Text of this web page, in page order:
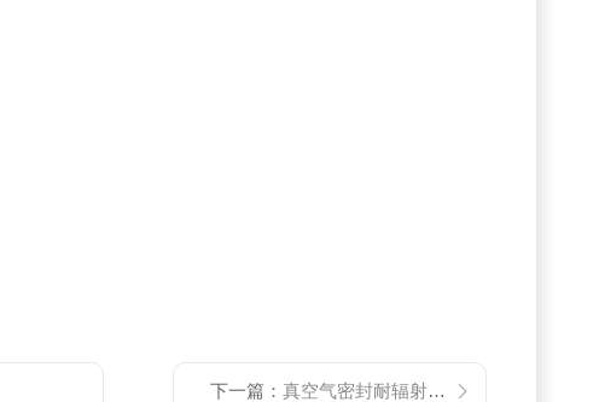
下一篇：真空气密封耐辐射圆形19芯航空插头